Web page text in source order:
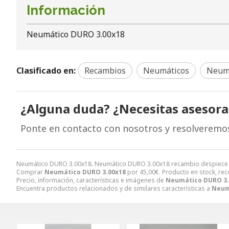
Neumático DURO 3.00x18. Neumático DURO 3.00x18 recambio
Comprar Neumático DURO 3.00x18 por 45,00€. Producto en stock,
Precio, información, características e imágenes de Neumático DURO
Encuentra productos relacionados y de similares características a
Información
Neumático DURO 3.00x18
Clasificado en: Recambios Neumáticos
¿Alguna duda? ¿Necesitas
Ponte en contacto con nosotros y